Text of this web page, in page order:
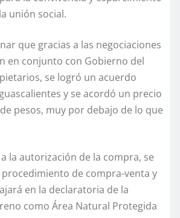
unión social.
que gracias a las negociaciones
en conjunto con Gobierno del
se logró un acuerdo
y se acordó un precio
pesos, muy por debajo de lo que
la autorización de la compra, se
procedimiento de compra-venta y
en la declaratoria de la
como Área Natural Protegida